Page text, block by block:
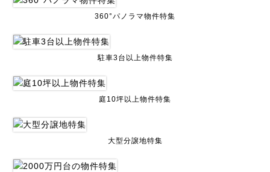
360°パノラマ物件特集
駐車3台以上物件特集
庭10坪以上物件特集
大型分譲地特集